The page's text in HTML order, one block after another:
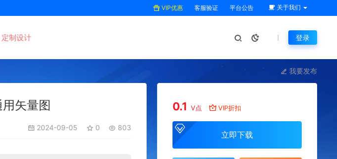
VIP优惠 客服验证 平台公告 关于我们
定制设计 登录
我要发布
矢量图
2024-09-05 0 803
0.1 V点 VIP折扣
立即下载